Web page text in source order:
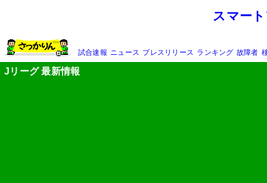
スマー
試合速報 ニュース プレスリリース ランキング 故障者
Jリーグ 最新情報